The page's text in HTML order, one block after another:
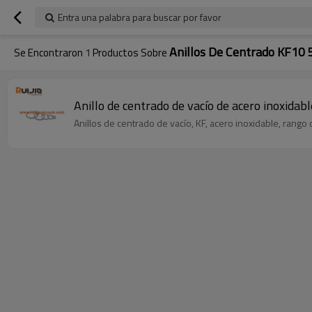
Entra una palabra para buscar por favor
Se Encontraron 1 Productos SobreAnillos De Centrado KF10
Anillo de centrado de vacío de acero
Anillos de centrado de vacío, KF, acero inoxidable,